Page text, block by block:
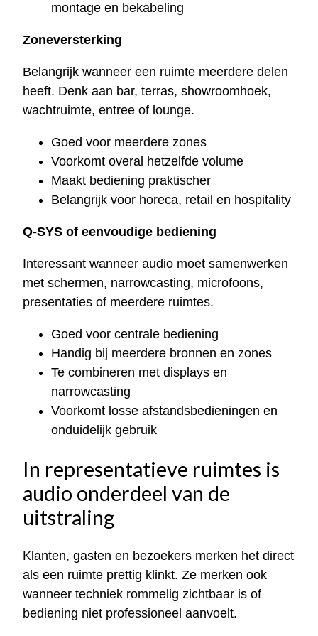
montage en bekabeling
Zoneversterking
Belangrijk wanneer een ruimte meerdere delen
heeft. Denk aan bar, terras, showroomhoek,
wachtruimte, entree of lounge.
Goed voor meerdere zones
Voorkomt overal hetzelfde volume
Maakt bediening praktischer
Belangrijk voor horeca, retail en hospitality
Q-SYS of eenvoudige bediening
Interessant wanneer audio moet samenwerken
met schermen, narrowcasting, microfoons,
presentaties of meerdere ruimtes.
Goed voor centrale bediening
Handig bij meerdere bronnen en zones
Te combineren met displays en
narrowcasting
Voorkomt losse afstandsbedieningen en
onduidelijk gebruik
In representatieve ruimtes is
audio onderdeel van de
uitstraling
Klanten, gasten en bezoekers merken het direct
als een ruimte prettig klinkt. Ze merken ook
wanneer techniek rommelig zichtbaar is of
bediening niet professioneel aanvoelt.